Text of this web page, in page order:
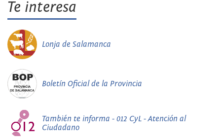
Te interesa
Lonja de Salamanca
Boletín Oficial de la Provincia
También te informa - 012 CyL - Atención al
Ciudadano